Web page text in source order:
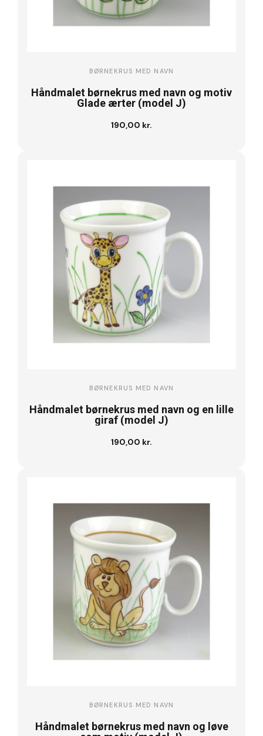
BØRNEKRUS MED NAVN
Håndmalet børnekrus med navn og motiv
Glade ærter (model J)
190,00 kr.
Se vare
BØRNEKRUS MED NAVN
Håndmalet børnekrus med navn og en lille
giraf (model J)
190,00 kr.
Se vare
BØRNEKRUS MED NAVN
Håndmalet børnekrus med navn og løve